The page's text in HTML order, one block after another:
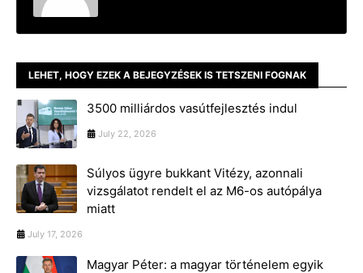
LEHET, HOGY EZEK A BEJEGYZÉSEK IS TETSZENI FOGNAK
3500 milliárdos vasútfejlesztés indul
July 22, 2026
Súlyos ügyre bukkant Vitézy, azonnali
vizsgálatot rendelt el az M6-os autópálya
miatt
July 17, 2026
Magyar Péter: a magyar történelem egyik